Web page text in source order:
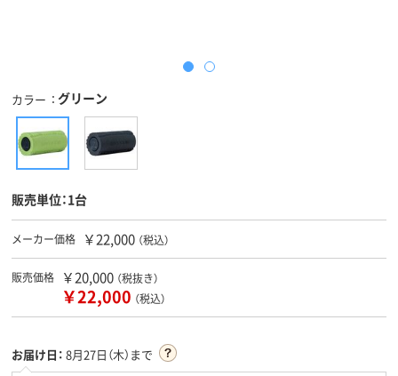
カラー グリーン
販売単位：1台
メーカー価格 ￥22,000 （税込）
販売価格 ￥20,000 （税抜き）
￥22,000 （税込）
お届け日： 8月27日（木）まで